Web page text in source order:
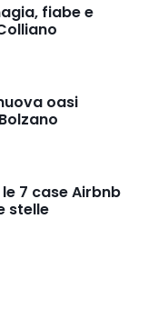
fiabe e
oasi
7 case Airbnb
stelle